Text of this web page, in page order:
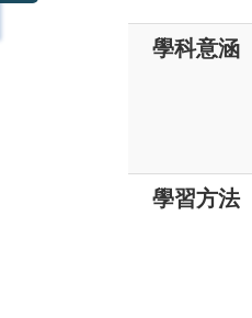
學科意涵
學習方法